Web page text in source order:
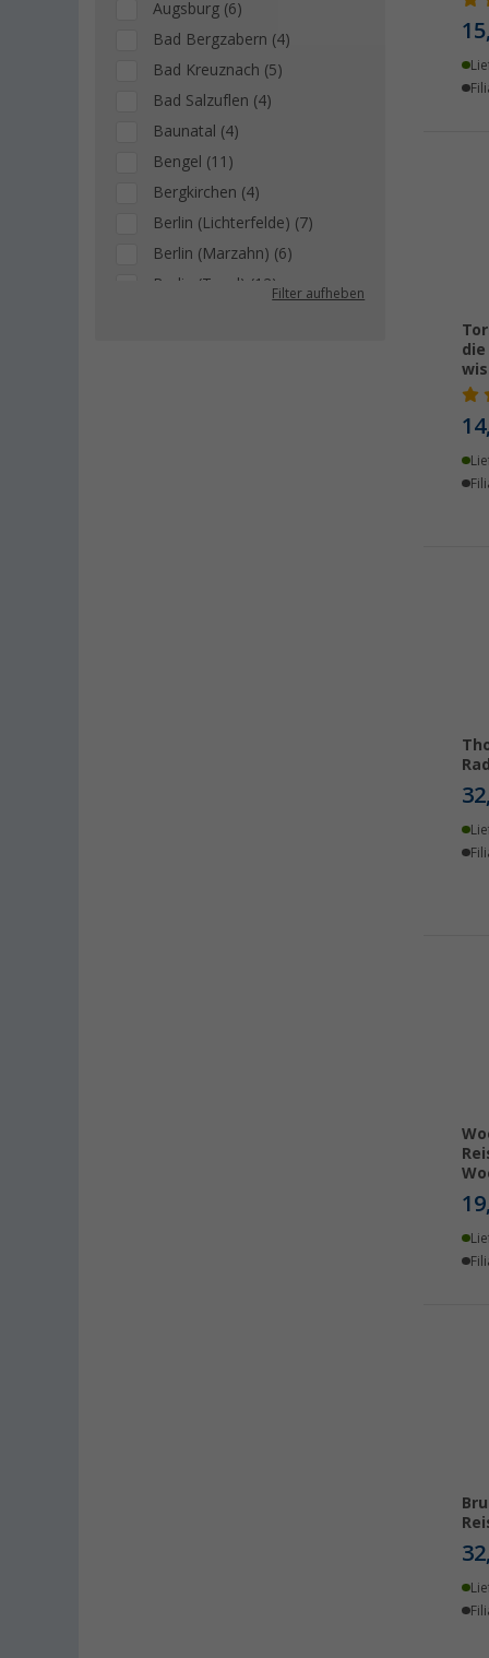
Augsburg (6)
Bad Bergzabern (4)
Bad Kreuznach (5)
Bad Salzuflen (4)
Baunatal (4)
Bengel (11)
Bergkirchen (4)
Berlin (Lichterfelde) (7)
Berlin (Marzahn) (6)
Berlin (Tegel) (12)
Filter aufheben
15,
14,
32,
19,
32,